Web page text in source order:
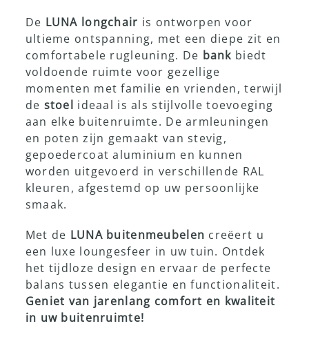
De LUNA longchair is ontworpen voor
ultieme ontspanning, met een diepe zit en
comfortabele rugleuning. De bank biedt
voldoende ruimte voor gezellige
momenten met familie en vrienden, terwijl
de stoel ideaal is als stijlvolle toevoeging
aan elke buitenruimte. De armleuningen
en poten zijn gemaakt van stevig,
gepoedercoat aluminium en kunnen
worden uitgevoerd in verschillende RAL
kleuren, afgestemd op uw persoonlijke
smaak.
Met de LUNA buitenmeubelen creëert u
een luxe loungesfeer in uw tuin. Ontdek
het tijdloze design en ervaar de perfecte
balans tussen elegantie en functionaliteit.
Geniet van jarenlang comfort en kwaliteit
in uw buitenruimte!